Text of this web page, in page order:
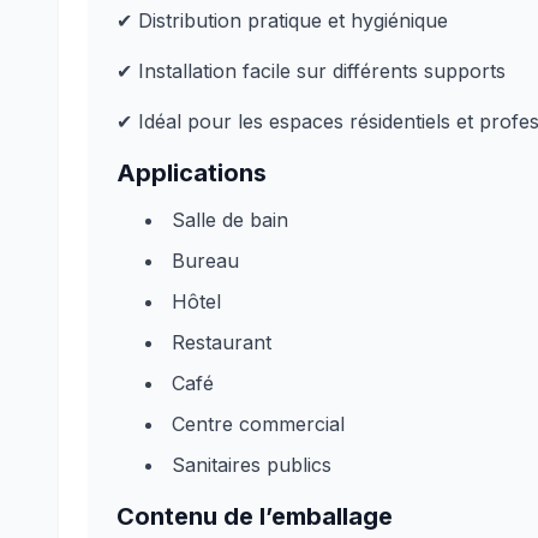
✔ Distribution pratique et hygiénique
✔ Installation facile sur différents supports
✔ Idéal pour les espaces résidentiels et
Applications
Salle de bain
Bureau
Hôtel
Restaurant
Café
Centre commercial
Sanitaires publics
Contenu de l’emballage